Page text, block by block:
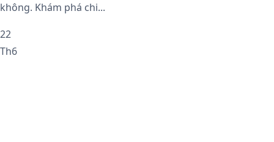
không. Khám phá chi...
22
Th6